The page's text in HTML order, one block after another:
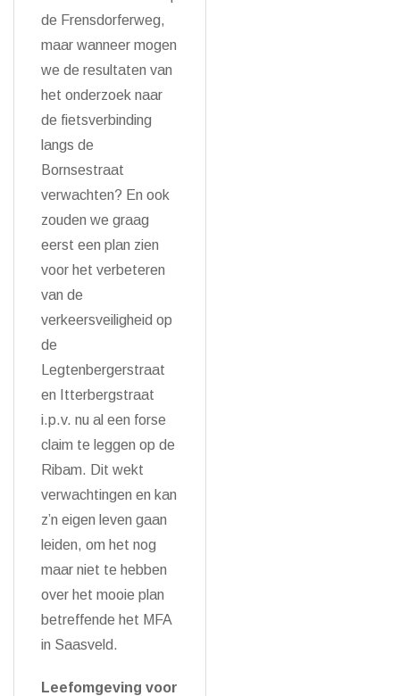
de Frensdorferweg,
maar wanneer mogen
we de resultaten van
het onderzoek naar
de fietsverbinding
langs de
Bornsestraat
verwachten? En ook
zouden we graag
eerst een plan zien
voor het verbeteren
van de
verkeersveiligheid op
de
Legtenbergerstraat
en Itterbergstraat
i.p.v. nu al een forse
claim te leggen op de
Ribam. Dit wekt
verwachtingen en kan
z’n eigen leven gaan
leiden, om het nog
maar niet te hebben
over het mooie plan
betreffende het MFA
in Saasveld.
Leefomgeving voor